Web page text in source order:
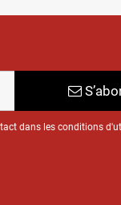
dans les conditions